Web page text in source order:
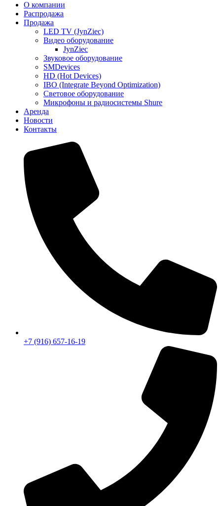
О компании
Распродажа
Продажа
LED TV (JynZiec)
Видео оборудование
JynZiec
Звуковое оборудование
SMDevices
HD (Hot Devices)
IBO (Integrate Beyond Optimization)
Световое оборудование
Микрофоны и радиосистемы Shure
Аренда
Новости
Контакты
+7 (916) 657-16-19